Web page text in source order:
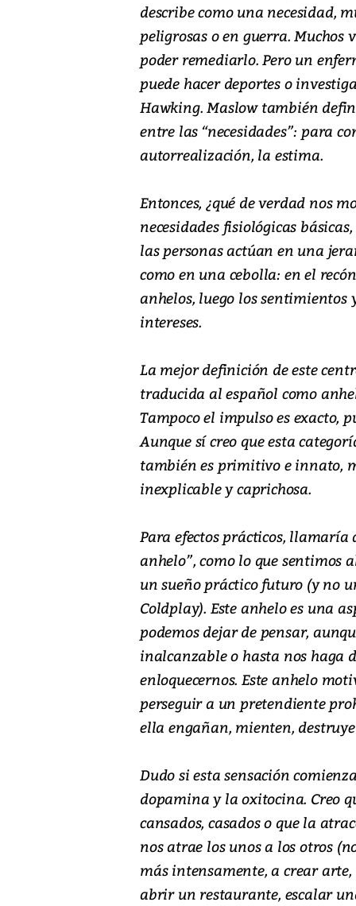
describe como una necesidad,
peligrosas o en guerra.
poder remediarlo. Pero un
puede hacer deportes o
Hawking. Maslow también
entre las “necesidades”: para
autorrealización, la estima.
Entonces, ¿qué de verdad nos
necesidades fisiológicas
las personas actúan en una
como en una cebolla: en el
anhelos, luego los
intereses.
La mejor definición de este
traducida al español como
Tampoco el impulso es exacto,
Aunque sí creo que esta
también es primitivo e innato,
inexplicable y caprichosa.
Para efectos prácticos, llamaría
anhelo”, como lo que sentimos
un sueño práctico futuro (y no
Coldplay). Este anhelo es una
podemos dejar de pensar,
inalcanzable o hasta nos haga
enloquecernos. Este anhelo
perseguir a un pretendiente
ella engañan, mienten,
Dudo si esta sensación
dopamina y la oxitocina. Creo
cansados, casados o que la
nos atrae los unos a los otros
más intensamente, a crear
abrir un restaurante, escalar